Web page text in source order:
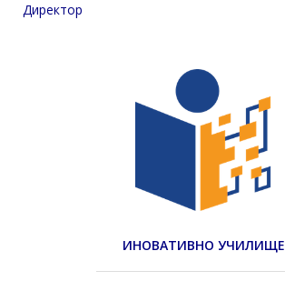
Директор
ИНОВАТИВНО УЧИЛИЩЕ